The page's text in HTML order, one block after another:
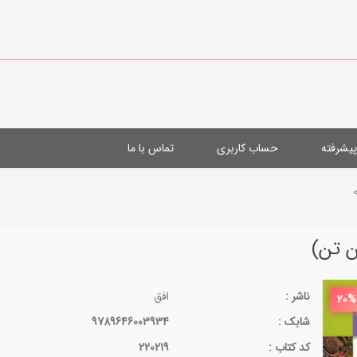
حساب کاربری تماس با ما
20% ناشر :
افق
شابک :
9789646003934
کد کتاب :
220219